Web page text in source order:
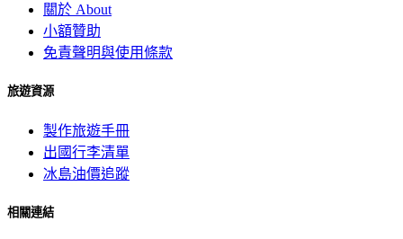
關於 About
小額贊助
免責聲明與使用條款
旅遊資源
製作旅遊手冊
出國行李清單
冰島油價追蹤
相關連結